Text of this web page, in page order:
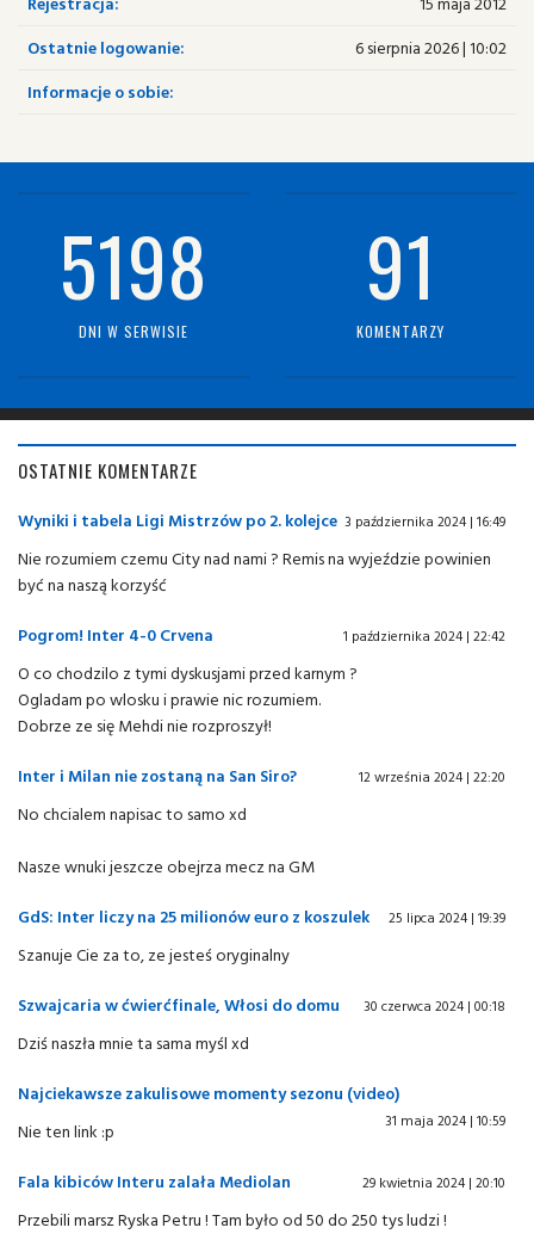
Ostatnie logowanie:
6 sierpnia 2026 | 10:02
Informacje o sobie:
5198
DNI W SERWISIE
91
KOMENTARZY
OSTATNIE KOMENTARZE
Wyniki i tabela Ligi Mistrzów po 2. kolejce 3 października 2024 | 16:49
Nie rozumiem czemu City nad nami ? Remis na wyjeździe powinien
być na naszą korzyść
Pogrom! Inter 4-0 Crvena
1 października 2024 | 22:42
O co chodzilo z tymi dyskusjami przed karnym ?
Ogladam po wlosku i prawie nic rozumiem.
Dobrze ze się Mehdi nie rozproszył!
Inter i Milan nie zostaną na San Siro?
12 września 2024 | 22:20
No chcialem napisac to samo xd
Nasze wnuki jeszcze obejrza mecz na GM
GdS: Inter liczy na 25 milionów euro z koszulek
25 lipca 2024 | 19:39
Szanuje Cie za to, ze jesteś oryginalny
Szwajcaria w ćwierćfinale, Włosi do domu
30 czerwca 2024 | 00:18
Dziś naszła mnie ta sama myśl xd
Najciekawsze zakulisowe momenty sezonu (video)
31 maja 2024 | 10:59
Nie ten link :p
Fala kibiców Interu zalała Mediolan
29 kwietnia 2024 | 20:10
Przebili marsz Ryska Petru ! Tam było od 50 do 250 tys ludzi !